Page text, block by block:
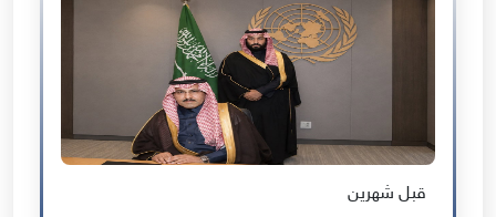
قبل شهرين